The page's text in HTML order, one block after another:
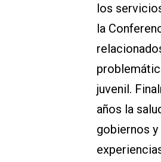
los
la
juvenil.
años la
gobiernos